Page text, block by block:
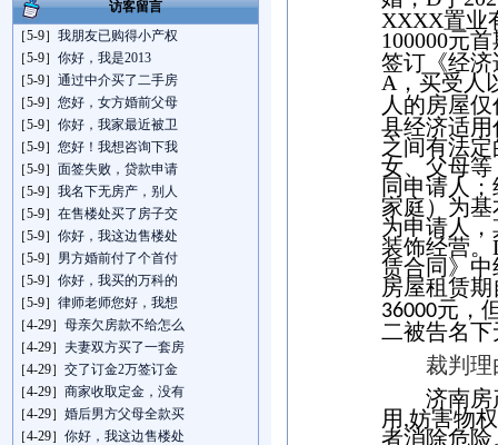
访客留言
［5-9］ 我朋友已购得小产权
［5-9］ 你好，我是2013
［5-9］ 通过中介买了二手房
［5-9］ 您好，女方婚前父母
［5-9］ 你好，我家最近被卫
［5-9］ 您好！我想咨询下我
［5-9］ 面签失败，贷款申请
［5-9］ 我名下无房产，别人
［5-9］ 在售楼处买了房子交
［5-9］ 你好，我这边售楼处
［5-9］ 男方婚前付了个首付
［5-9］ 你好，我买的万科的
［5-9］ 律师老师您好，我想
［4-29］ 母亲欠房款不给怎么
［4-29］ 夫妻双方买了一套房
［4-29］ 交了订金2万签订金
［4-29］ 商家收取定金，没有
［4-29］ 婚后男方父母全款买
［4-29］ 你好，我这边售楼处
XXXX置业
100000元
签订《经
A ，买受人
人的房屋
县经济适
之间有法
女、父母
同申请人
家庭）为
为申请人
装饰经营。
赁合同》
房屋租赁期
36000元，
二被告名
裁判理
济南房
用,妨害物
者消除危